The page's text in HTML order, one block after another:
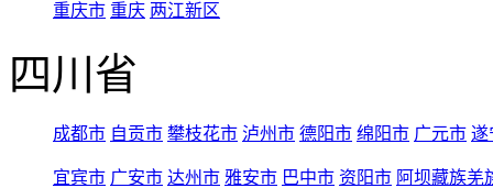
重庆市 重庆 两江新区
四川省
成都市 自贡市 攀枝花市 泸州市 德阳市 绵阳市 广元市 遂
宜宾市 广安市 达州市 雅安市 巴中市 资阳市 阿坝藏族羌